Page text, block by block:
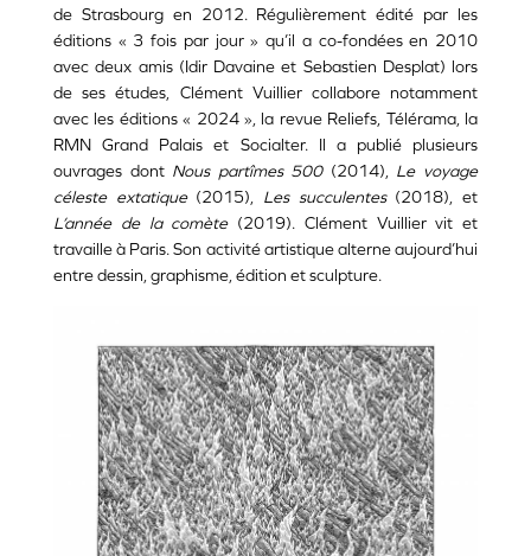
de Strasbourg en 2012. Régulièrement édité par les
éditions « 3 fois par jour » qu’il a co-fondées en 2010
avec deux amis (Idir Davaine et Sebastien Desplat) lors
de ses études, Clément Vuillier collabore notamment
avec les éditions « 2024 », la revue Reliefs, Télérama, la
RMN Grand Palais et Socialter. Il a publié plusieurs
ouvrages dont Nous partîmes 500(2014), Le voyage
céleste extatique(2015), Les succulentes(2018), et
L’année de la comète (2019). Clément Vuillier vit et
travaille à Paris. Son activité artistique alterne aujourd’hui
entre dessin, graphisme, édition et sculpture.